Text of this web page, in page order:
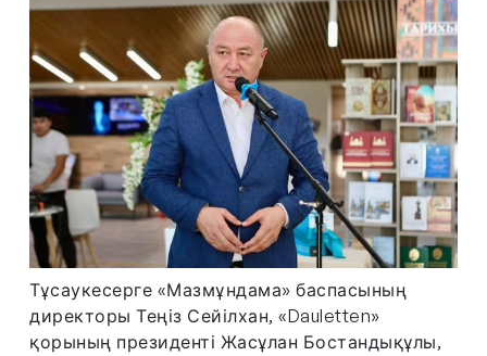
Тұсаукесерге «Мазмұндама» баспасының
директоры Теңіз Сейілхан, «Dauletten»
қорының президенті Жасұлан Бостандықұлы,